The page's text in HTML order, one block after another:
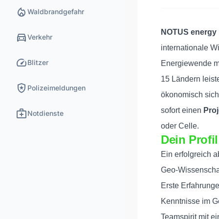
local_fire_department Waldbrandgefahr
directions_carVerkehr
speedBlitzer
local_police Polizeimeldungen
medical_servicesNotdienste
NOTUS energy
internationale
Energiewende
15 Ländern
ökonomisch
sofort einen
oder Celle.
Dein Profil
Ein erfolgreich
Geo-
Erste
Kenntnisse im
Teamspirit mit